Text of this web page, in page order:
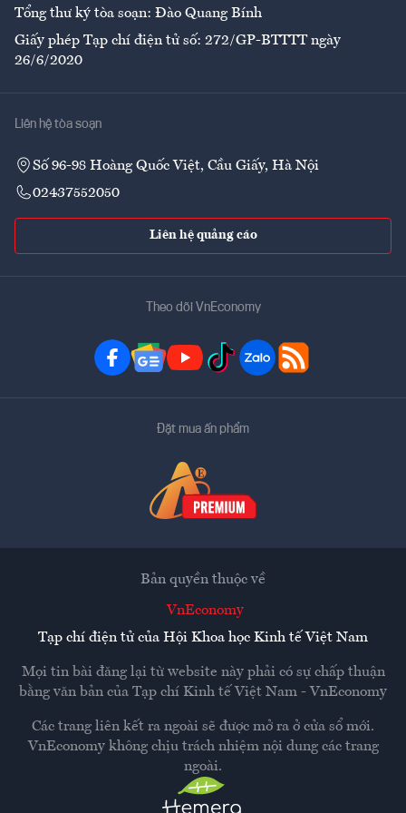
Tổng thư ký tòa soạn: Đào Quang Bính
Giấy phép Tạp chí điện tử số: 272/GP-BTTTT ngày
26/6/2020
Liên hệ tòa soạn
Số 96-98 Hoàng Quốc Việt, Cầu Giấy, Hà Nội
02437552050
Liên hệ quảng cáo
Theo dõi VnEconomy
Đặt mua ấn phẩm
Bản quyền thuộc về
VnEconomy
Tạp chí điện tử của Hội Khoa học Kinh tế Việt Nam
Mọi tin bài đăng lại từ website này phải có sự chấp thuận
bằng văn bản của Tạp chí Kinh tế Việt Nam - VnEconomy
Các trang liên kết ra ngoài sẽ được mở ra ở cửa sổ mới.
VnEconomy không chịu trách nhiệm nội dung các trang
ngoài.